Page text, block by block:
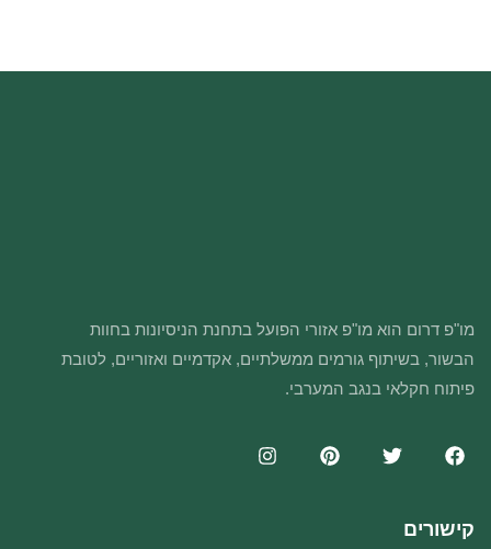
מו"פ דרום הוא מו"פ אזורי הפועל בתחנת הניסיונות בחוות
הבשור, בשיתוף גורמים ממשלתיים, אקדמיים ואזוריים, לטובת
פיתוח חקלאי בנגב המערבי.
קישורים